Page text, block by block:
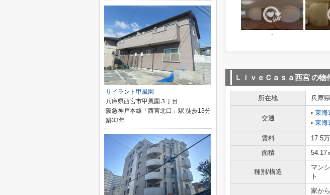
-
ＬｉｖｅＣａｓａ西宮の物
所在地 兵庫県
交通
東海
東海
賃料 17.5
面積
54.17
種別/構造
マン
ト
家か
サイラント甲風園
兵庫県西宮市甲風園３丁目
阪急神戸本線「西宮北口」駅 徒歩13分
築33年